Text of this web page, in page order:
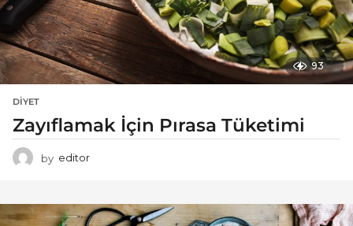
93
DIYET
Zayıflamak İçin Pırasa Tüketimi
by editor